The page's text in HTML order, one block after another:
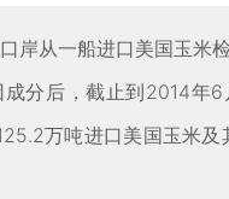
岸从一船进口美国玉米
成分后，截止到2014年
万吨进口美国玉米及